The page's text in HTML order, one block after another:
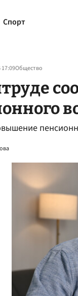
Спорт
17:09Общество